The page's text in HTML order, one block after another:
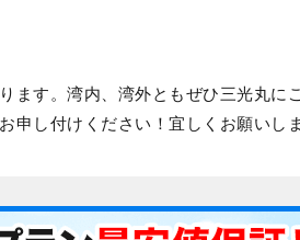
ます。湾内、湾外ともぜひ三光丸に
申し付けください！宜しくお願いし